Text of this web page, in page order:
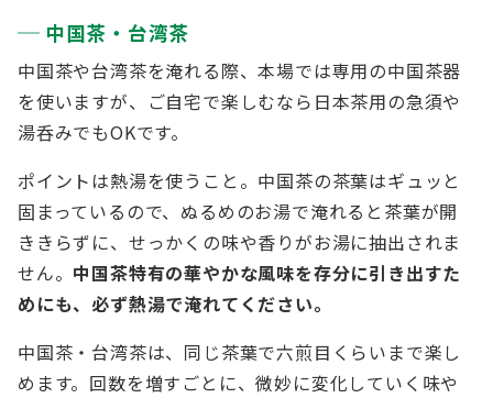
中国茶・台湾茶
中国茶や台湾茶を淹れる際、本場では専用の中国茶器
を使いますが、ご自宅で楽しむなら日本茶用の急須や
湯呑みでもOKです。
ポイントは熱湯を使うこと。中国茶の茶葉はギュッと
固まっているので、ぬるめのお湯で淹れると茶葉が開
ききらずに、せっかくの味や香りがお湯に抽出されま
せん。 中国茶特有の華やかな風味を存分に引き出すた
めにも、必ず熱湯で淹れてください。
中国茶・台湾茶は、同じ茶葉で六煎目くらいまで楽し
めます。回数を増すごとに、微妙に変化していく味や